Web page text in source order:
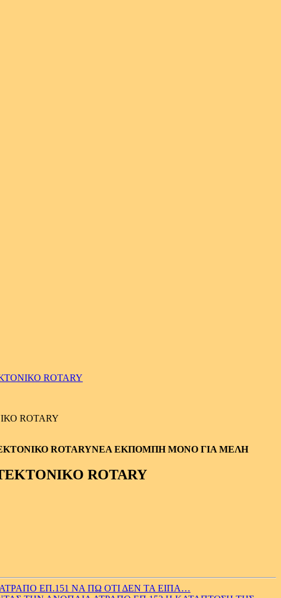
ROTARY
ROTARY
ΝΕΑ ΕΚΠΟΜΠΗ ΜΟΝΟ ΓΙΑ ΜΕΛΗ
ROTARY
ΕΠ.151 ΝΑ ΠΩ ΟΤΙ ΔΕΝ ΤΑ ΕΙΠΑ…